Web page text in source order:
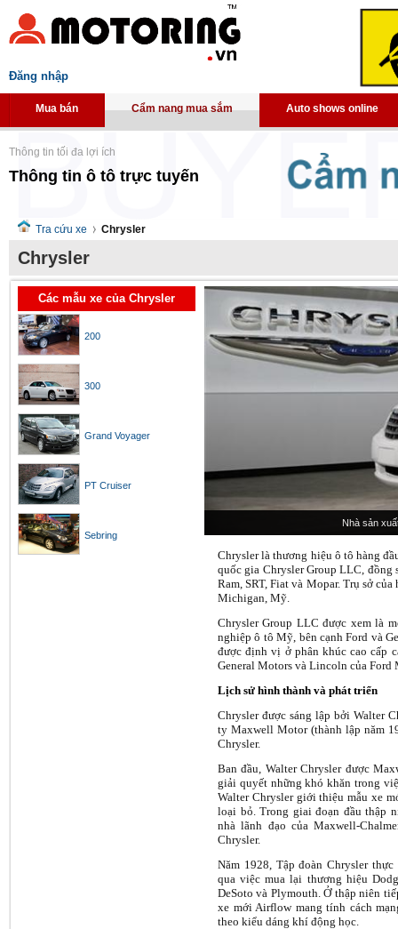
Đăng nhập
Mua bán Cẩm nang mua sắm Auto shows online
Thông tin tối đa lợi ích
Thông tin ô tô trực tuyến
Tra cứu xe Chrysler
Chrysler
Các mẫu xe của Chrysler
200
300
Grand Voyager
PT Cruiser
Sebring
Nhà sản
Chrysler là thương hiệu ô tô hàng
quốc gia Chrysler Group LLC, đồng
Ram, SRT, Fiat và Mopar. Trụ sở
Michigan, Mỹ.
Chrysler Group LLC được xem là
nghiệp ô tô Mỹ, bên cạnh Ford và
được định vị ở phân khúc cao cấp
General Motors và Lincoln của Ford
Lịch sử hình thành và phát triển
Chrysler được sáng lập bởi Walter
ty Maxwell Motor (thành lập năm
Chrysler.
Ban đầu, Walter Chrysler được
giải quyết những khó khăn trong
Walter Chrysler giới thiệu mẫu xe
loại bỏ. Trong giai đoạn đầu thập
nhà lãnh đạo của Maxwell-
Chrysler.
Năm 1928, Tập đoàn Chrysler
qua việc mua lại thương hiệu
DeSoto và Plymouth. Ở thập niên
xe mới Airflow mang tính cách
theo kiểu dáng khí động học.